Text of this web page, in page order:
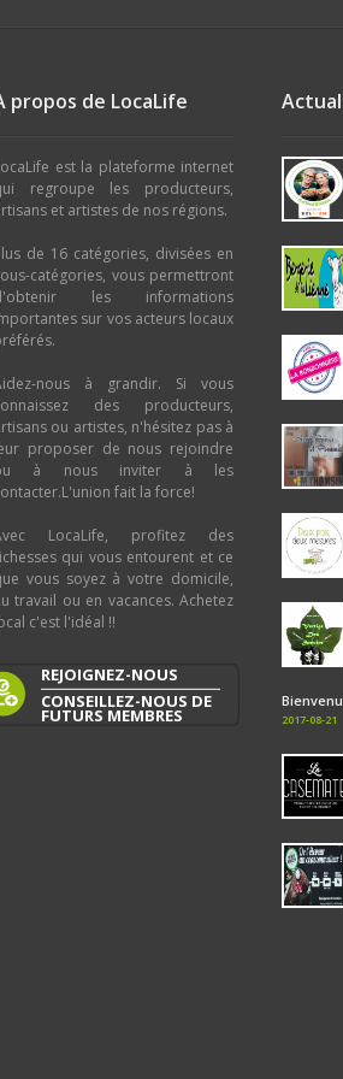
propos de LocaLife
est la plateforme internet
regroupe les producteurs,
et artistes de nos régions.
de 16 catégories, divisées en
catégories, vous permettront
les informations
sur vos acteurs locaux
nous à grandir. Si vous
des producteurs,
ou artistes, n'hésitez pas à
proposer de nous rejoindre
à nous inviter à les
fait la force!
LocaLife, profitez des
qui vous entourent et ce
vous soyez à votre domicile,
travail ou en vacances. Achetez
c'est l'idéal !!
REJOIGNEZ-NOUS
CONSEILLEZ-NOUS DE
FUTURS MEMBRES 2017-08-21